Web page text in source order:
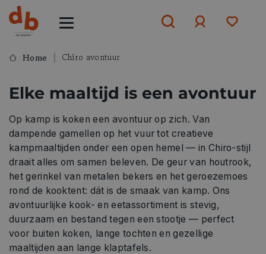
Home Chiro avontuur
Elke maaltijd is een avontuur
Op kamp is koken een avontuur op zich. Van
dampende gamellen op het vuur tot creatieve
kampmaaltijden onder een open hemel — in Chiro-stijl
draait alles om samen beleven. De geur van houtrook,
het gerinkel van metalen bekers en het geroezemoes
rond de kooktent: dát is de smaak van kamp. Ons
avontuurlijke kook- en eetassortiment is stevig,
duurzaam en bestand tegen een stootje — perfect
voor buiten koken, lange tochten en gezellige
maaltijden aan lange klaptafels.